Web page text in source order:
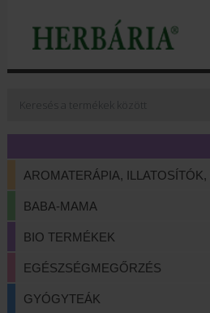
AROMATERÁPIA,
BABA-MAMA
BIO TERMÉKEK
EGÉSZSÉGMEGŐRZÉS
GYÓGYTEÁK